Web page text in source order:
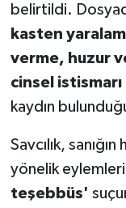
belirtildi.
kasten
verme, huzur
cinsel istismarı
kaydın
Savcılık,
yönelik
teşebbüs'